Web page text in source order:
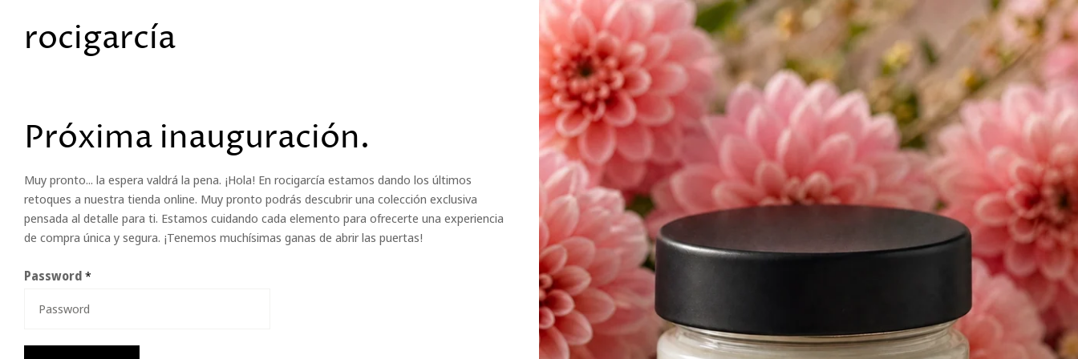
rocigarcía
Próxima inauguración.
Muy pronto... la espera valdrá la pena. ¡Hola! En rocigarcía estamos dando los últimos
retoques a nuestra tienda online. Muy pronto podrás descubrir una colección exclusiva
pensada al detalle para ti. Estamos cuidando cada elemento para ofrecerte una experiencia
de compra única y segura. ¡Tenemos muchísimas ganas de abrir las puertas!
Password *